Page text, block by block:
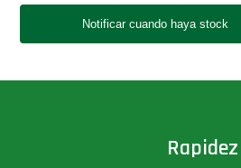
Moments
Movie Poster
Rapidez